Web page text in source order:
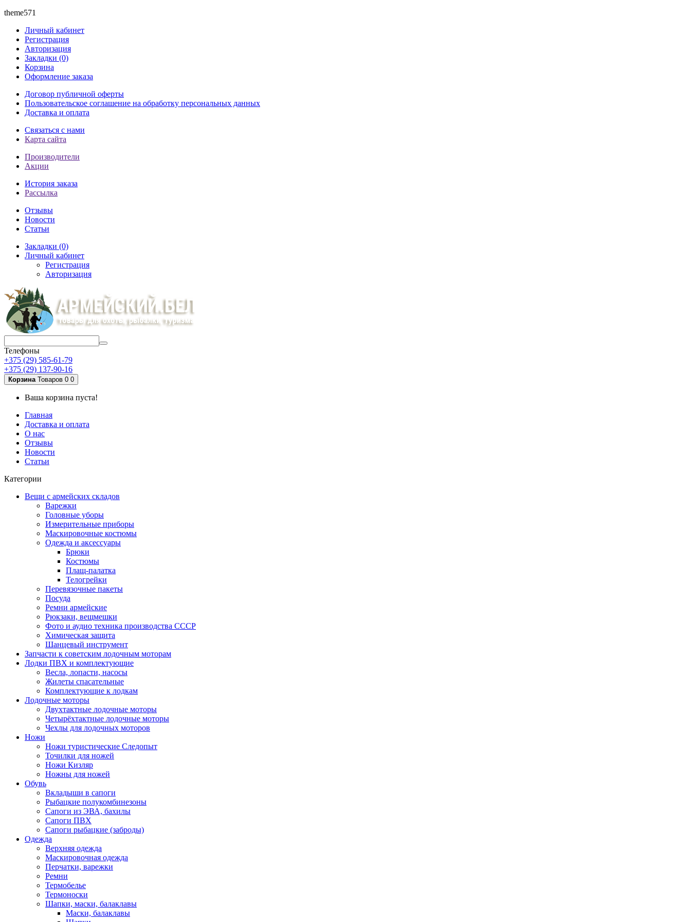
theme571
Личный кабинет
Регистрация
Авторизация
Закладки (0)
Корзина
Оформление заказа
Договор публичной оферты
Пользовательское соглашение на обработку персональных данных
Доставка и оплата
Связаться с нами
Карта сайта
Производители
Акции
История заказа
Рассылка
Отзывы
Новости
Статьи
Закладки (0)
Личный кабинет
Регистрация
Авторизация
Телефоны
+375 (29) 585-61-79
+375 (29) 137-90-16
Корзина Товаров 0 0
Ваша корзина пуста!
Главная
Доставка и оплата
О нас
Отзывы
Новости
Статьи
Категории
Вещи с армейских складов
Варежки
Головные уборы
Измерительные приборы
Маскировочные костюмы
Одежда и аксессуары
Брюки
Костюмы
Плащ-палатка
Телогрейки
Перевязочные пакеты
Посуда
Ремни армейские
Рюкзаки, вещмешки
Фото и аудио техника производства СССР
Химическая защита
Шанцевый инструмент
Запчасти к советским лодочным моторам
Лодки ПВХ и комплектующие
Весла, лопасти, насосы
Жилеты спасательные
Комплектующие к лодкам
Лодочные моторы
Двухтактные лодочные моторы
Четырёхтактные лодочные моторы
Чехлы для лодочных моторов
Ножи
Ножи туристические Следопыт
Точилки для ножей
Ножи Кизляр
Ножны для ножей
Обувь
Вкладыши в сапоги
Рыбацкие полукомбинезоны
Сапоги из ЭВА, бахилы
Сапоги ПВХ
Сапоги рыбацкие (заброды)
Одежда
Верхняя одежда
Маскировочная одежда
Перчатки, варежки
Ремни
Термобелье
Термоноски
Шапки, маски, балаклавы
Маски, балаклавы